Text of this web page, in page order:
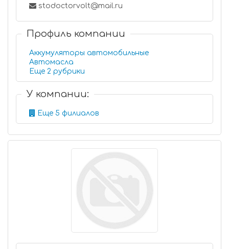
stodoctorvolt@mail.ru
Профиль компании
Аккумуляторы автомобильные
Автомасла
Еще 2 рубрики
У компании:
Еще 5 филиалов